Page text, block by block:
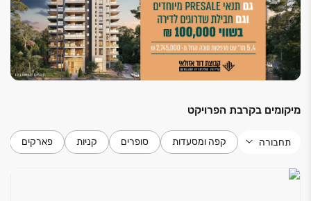
מיקומים בקרבת הפרויקט
תחבורה קפה ומסעדות סופרים קניות פארקים